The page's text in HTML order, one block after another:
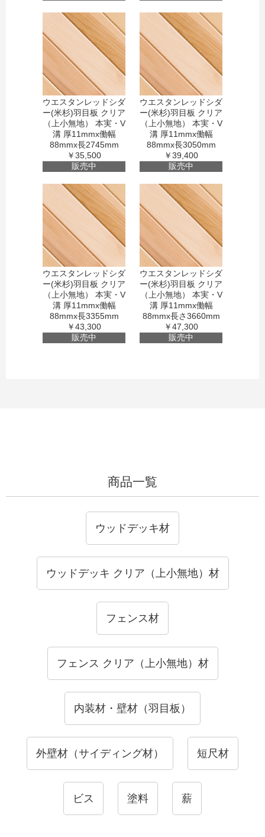
ウエスタンレッドシダ
ー(米杉)羽目板 クリア
（上小無地） 本実・V
溝 厚11mmx働幅
88mmx長2745mm
￥35,500
販売中
ウエスタンレッドシダ
ー(米杉)羽目板 クリア
（上小無地） 本実・V
溝 厚11mmx働幅
88mmx長3050mm
￥39,400
販売中
ウエスタンレッドシダ
ー(米杉)羽目板 クリア
（上小無地） 本実・V
溝 厚11mmx働幅
88mmx長3355mm
￥43,300
販売中
ウエスタンレッドシダ
ー(米杉)羽目板 クリア
（上小無地） 本実・V
溝 厚11mmx働幅
88mmx長さ3660mm
￥47,300
販売中
商品一覧
ウッドデッキ材
ウッドデッキ クリア（上小無地）材
フェンス材
フェンス クリア（上小無地）材
内装材・壁材（羽目板）
外壁材（サイディング材） 短尺材
ビス 塗料 薪